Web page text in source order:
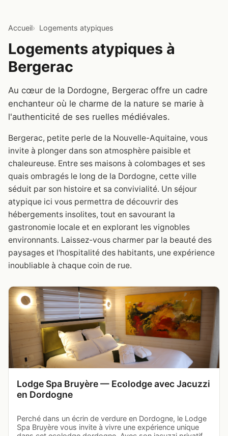
Accueil Logements atypiques
Logements atypiques à
Bergerac
Au cœur de la Dordogne, Bergerac offre un cadre
enchanteur où le charme de la nature se marie à
l'authenticité de ses ruelles médiévales.
Bergerac, petite perle de la Nouvelle-Aquitaine, vous
invite à plonger dans son atmosphère paisible et
chaleureuse. Entre ses maisons à colombages et ses
quais ombragés le long de la Dordogne, cette ville
séduit par son histoire et sa convivialité. Un séjour
atypique ici vous permettra de découvrir des
hébergements insolites, tout en savourant la
gastronomie locale et en explorant les vignobles
environnants. Laissez-vous charmer par la beauté des
paysages et l'hospitalité des habitants, une expérience
inoubliable à chaque coin de rue.
Lodge Spa Bruyère — Ecolodge avec Jacuzzi
en Dordogne
Perché dans un écrin de verdure en Dordogne, le Lodge
Spa Bruyère vous invite à vivre une expérience unique